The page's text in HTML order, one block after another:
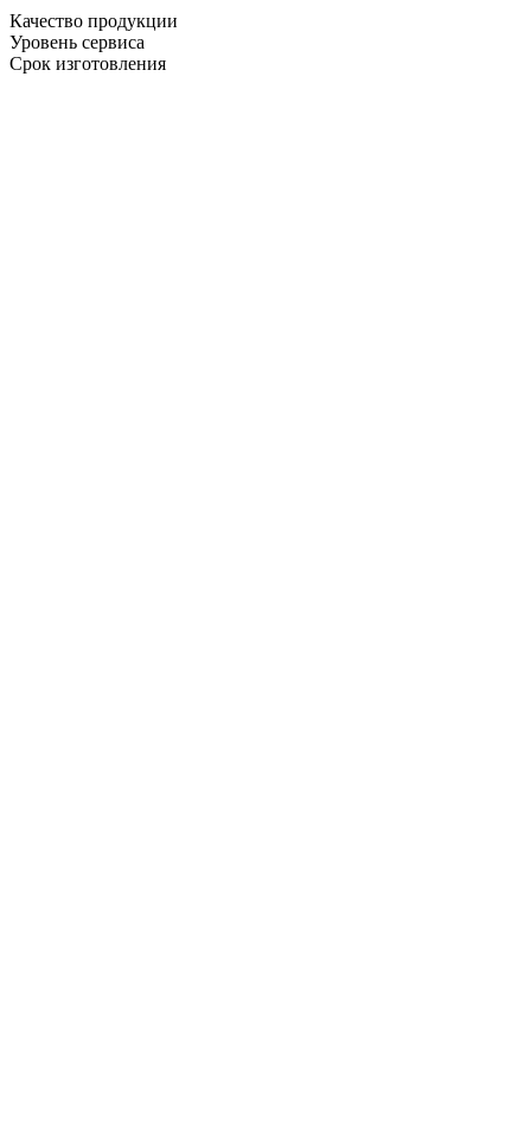
Качество продукции
Уровень сервиса
Срок изготовления